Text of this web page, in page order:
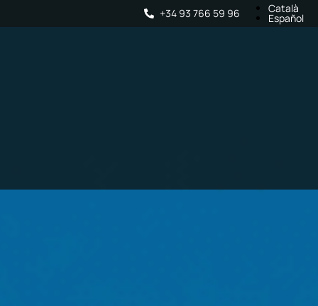
+34 93 766 59 96 Català
Español